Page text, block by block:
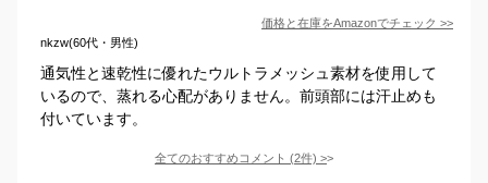
価格と在庫をAmazonでチェック >>
nkzw(60代・男性)
通気性と速乾性に優れたウルトラメッシュ素材を使用して
いるので、蒸れる心配がありません。前頭部には汗止めも
付いています。
全てのおすすめコメント (2件) >